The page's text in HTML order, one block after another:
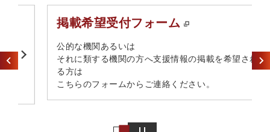
掲載希望受付フォーム
​公的な機関あるいは​
それに類する機関の方へ​支援情報の掲載を希望され
こちらのフォームからご連絡ください。